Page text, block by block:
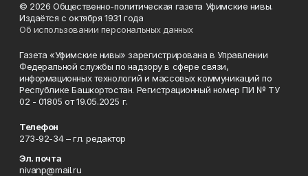
© 2026 Общественно-политическая газета Уфимские нивы.
Издаётся с октября 1931 года
Об использовании персональных данных
Газета «Уфимские нивы» зарегистрирована в Управлении
Федеральной службы по надзору в сфере связи,
информационных технологий и массовых коммуникаций по
Республике Башкортостан. Регистрационный номер ПИ № ТУ
02 - 01805 от 19.05.2025 г.
Телефон
273-92-34 – гл. редактор
Эл. почта
nivanp@mail.ru